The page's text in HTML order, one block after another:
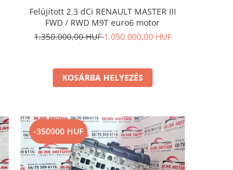
Felújított 2.3 dCi RENAULT MASTER III
FWD / RWD M9T euro6 motor
1.350.000,00 HUF1.050.000,00 HUF
KOSÁRBA HELYEZÉS
-350000 HUF